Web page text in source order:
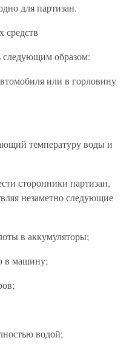
для партизан.
средств
следующим образом:
или в горловину
температуру воды и
сторонники партизан,
незаметно следующие
в аккумуляторы;
в машину;
водой;